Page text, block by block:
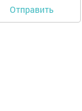
Отправить